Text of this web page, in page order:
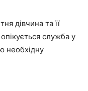
дівчина та її
служба у
необхідну